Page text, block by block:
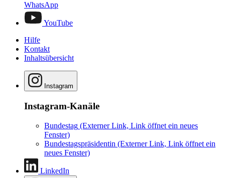
WhatsApp
YouTube
Hilfe
Kontakt
Inhaltsübersicht
Instagram
Instagram-Kanäle
Bundestag (Externer Link, Link öffnet ein neues
Fenster)
Bundestagspräsidentin (Externer Link, Link öffnet ein
neues Fenster)
LinkedIn